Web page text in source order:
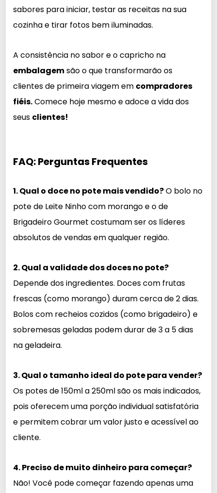
sabores para iniciar, testar as receitas na sua
cozinha e tirar fotos bem iluminadas.
A consistência no sabor e o capricho na
embalagemsão o que transformarão os
clientes de primeira viagem em compradores
fiéis.Comece hoje mesmo e adoce a vida dos
seus clientes!
FAQ: Perguntas Frequentes
1. Qual o doce no pote mais vendido?O bolo no
pote de Leite Ninho com morango e o de
Brigadeiro Gourmet costumam ser os líderes
absolutos de vendas em qualquer região.
2. Qual a validade dos doces no pote?
Depende dos ingredientes. Doces com frutas
frescas (como morango) duram cerca de 2 dias.
Bolos com recheios cozidos (como brigadeiro) e
sobremesas geladas podem durar de 3 a 5 dias
na geladeira.
3. Qual o tamanho ideal do pote para vender?
Os potes de 150ml a 250ml são os mais indicados,
pois oferecem uma porção individual satisfatória
e permitem cobrar um valor justo e acessível ao
cliente.
4. Preciso de muito dinheiro para começar?
Não! Você pode começar fazendo apenas uma